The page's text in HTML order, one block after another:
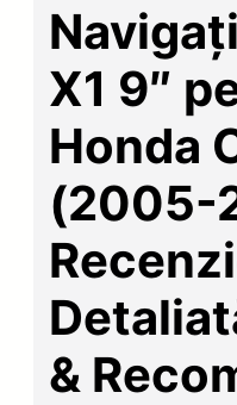
X1 9″
Honda
(2005-
&